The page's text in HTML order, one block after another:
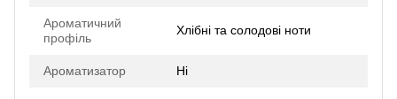
Ароматичний
профіль
Хлібні та солодові ноти
Ароматизатор Ні